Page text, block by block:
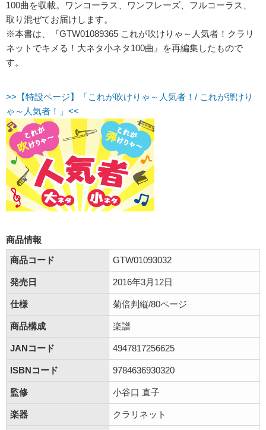
100曲を収載。ワンコーラス、ワンフレーズ、フルコーラス、
取り混ぜてお届けします。
※本書は、『GTW01089365 これが吹けりゃ～人気者！クラリ
ネットでキメる！大ネタ小ネタ100曲』を再編集したもので
す。
>>【特設ページ】「これが吹けりゃ～人気者！/ これが弾けり
ゃ～人気者！」<<
商品情報
商品コード
GTW01093032
発売日 2016年3月12日
仕様 菊倍判縦/80ページ
商品構成 楽譜
JANコード 4947817256625
ISBNコード 9784636930320
監修 小谷口 直子
楽器 クラリネット